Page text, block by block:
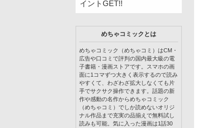
イントGET!!
めちゃコミックとは
めちゃコミック（めちゃコミ）はCM・
広告や口コミで評判の国内最大級の電
子書籍・漫画ストアです。スマホの画
面に1コマずつ大きく表示するので読み
やすくて、わざわざ拡大しなくても片
手でサクサク操作できます。話題の新
作や感動の名作からめちゃコミック
（めちゃコミ）でしか読めないオリジ
ナル作品まで充実の品揃えで無料試し
読みも可能。気に入った漫画は1話30